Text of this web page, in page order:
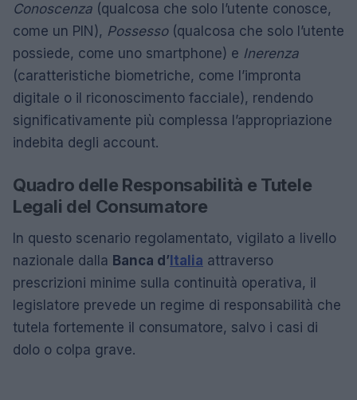
Conoscenza (qualcosa che solo l’utente conosce,
come un PIN), Possesso(qualcosa che solo l’utente
possiede, come uno smartphone) e Inerenza
(caratteristiche biometriche, come l’impronta
digitale o il riconoscimento facciale), rendendo
significativamente più complessa l’appropriazione
indebita degli account.
Quadro delle Responsabilità e Tutele
Legali del Consumatore
In questo scenario regolamentato, vigilato a livello
nazionale dalla Banca d’ Italia attraverso
prescrizioni minime sulla continuità operativa, il
legislatore prevede un regime di responsabilità che
tutela fortemente il consumatore, salvo i casi di
dolo o colpa grave.